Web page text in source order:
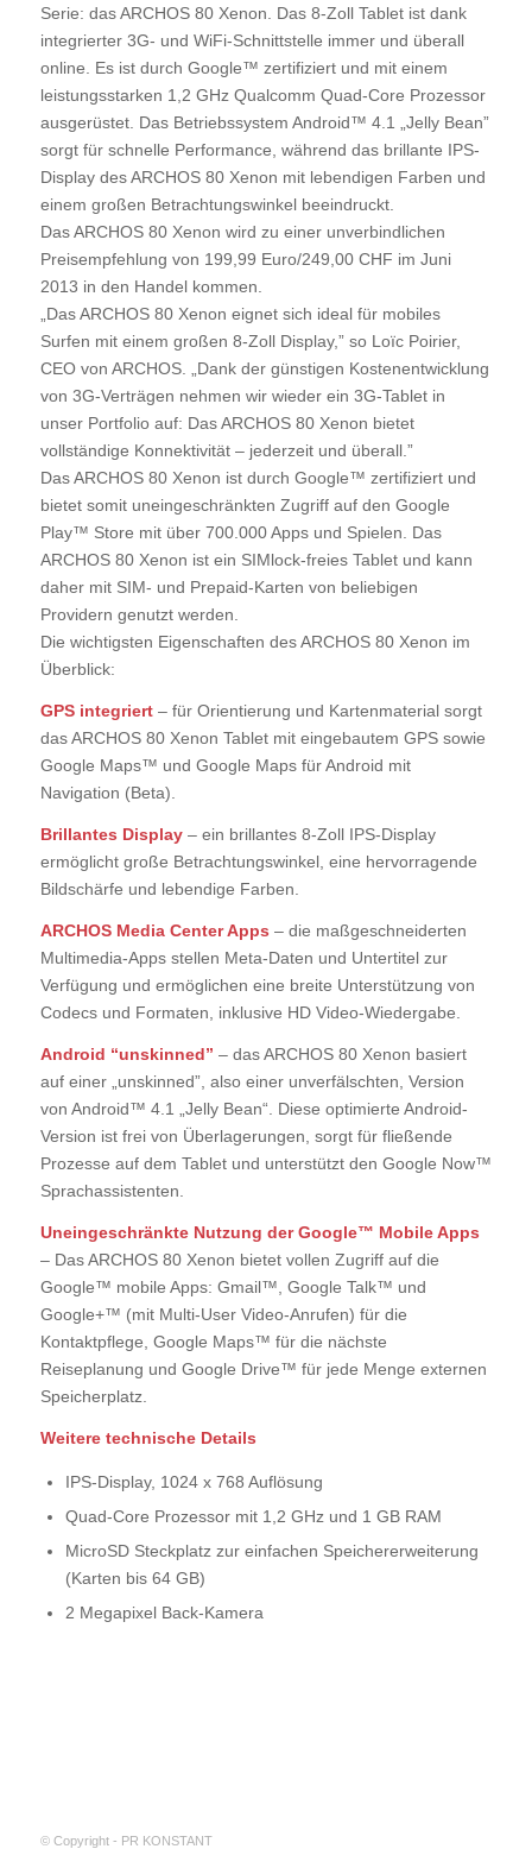
Serie: das ARCHOS 80 Xenon. Das 8-Zoll Tablet ist dank
integrierter 3G- und WiFi-Schnittstelle immer und überall
online. Es ist durch Google™ zertifiziert und mit einem
leistungsstarken 1,2 GHz Qualcomm Quad-Core Prozessor
ausgerüstet. Das Betriebssystem Android™ 4.1 „Jelly Bean”
sorgt für schnelle Performance, während das brillante IPS-
Display des ARCHOS 80 Xenon mit lebendigen Farben und
einem großen Betrachtungswinkel beeindruckt.
Das ARCHOS 80 Xenon wird zu einer unverbindlichen
Preisempfehlung von 199,99 Euro/249,00 CHF im Juni
2013 in den Handel kommen.
„Das ARCHOS 80 Xenon eignet sich ideal für mobiles
Surfen mit einem großen 8-Zoll Display,” so Loïc Poirier,
CEO von ARCHOS. „Dank der günstigen Kostenentwicklung
von 3G-Verträgen nehmen wir wieder ein 3G-Tablet in
unser Portfolio auf: Das ARCHOS 80 Xenon bietet
vollständige Konnektivität – jederzeit und überall.”
Das ARCHOS 80 Xenon ist durch Google™ zertifiziert und
bietet somit uneingeschränkten Zugriff auf den Google
Play™ Store mit über 700.000 Apps und Spielen. Das
ARCHOS 80 Xenon ist ein SIMlock-freies Tablet und kann
daher mit SIM- und Prepaid-Karten von beliebigen
Providern genutzt werden.
Die wichtigsten Eigenschaften des ARCHOS 80 Xenon im
Überblick:
GPS integriert– für Orientierung und Kartenmaterial sorgt
das ARCHOS 80 Xenon Tablet mit eingebautem GPS sowie
Google Maps™ und Google Maps für Android mit
Navigation (Beta).
Brillantes Display– ein brillantes 8-Zoll IPS-Display
ermöglicht große Betrachtungswinkel, eine hervorragende
Bildschärfe und lebendige Farben.
ARCHOS Media Center Apps – die maßgeschneiderten
Multimedia-Apps stellen Meta-Daten und Untertitel zur
Verfügung und ermöglichen eine breite Unterstützung von
Codecs und Formaten, inklusive HD Video-Wiedergabe.
Android “unskinned” – das ARCHOS 80 Xenon basiert
auf einer „unskinned”, also einer unverfälschten, Version
von Android™ 4.1 „Jelly Bean“. Diese optimierte Android-
Version ist frei von Überlagerungen, sorgt für fließende
Prozesse auf dem Tablet und unterstützt den Google Now™
Sprachassistenten.
Uneingeschränkte Nutzung der Google™ Mobile Apps
– Das ARCHOS 80 Xenon bietet vollen Zugriff auf die
Google™ mobile Apps: Gmail™, Google Talk™ und
Google+™ (mit Multi-User Video-Anrufen) für die
Kontaktpflege, Google Maps™ für die nächste
Reiseplanung und Google Drive™ für jede Menge externen
Speicherplatz.
Weitere technische Details
IPS-Display, 1024 x 768 Auflösung
Quad-Core Prozessor mit 1,2 GHz und 1 GB RAM
MicroSD Steckplatz zur einfachen Speichererweiterung
(Karten bis 64 GB)
2 Megapixel Back-Kamera
© Copyright - PR KONSTANT